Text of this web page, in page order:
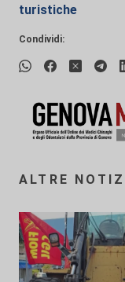
turistiche
Condividi:
ALTRE